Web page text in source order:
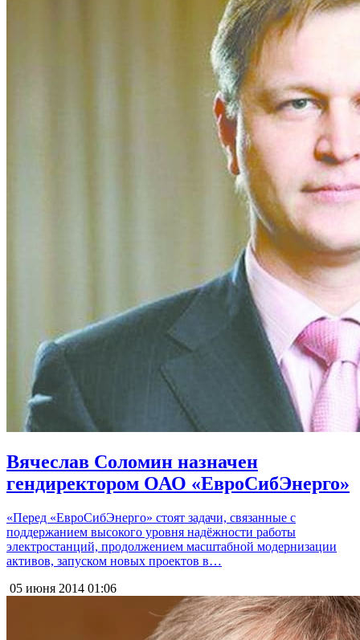
Вячеслав Соломин назначен
гендиректором ОАО «ЕвроСибЭнерго»
«Перед «ЕвроСибЭнерго» стоят задачи, связанные с
поддержанием высокого уровня надёжности работы
электростанций, продолжением масштабной модернизации
активов, запуском новых проектов в…
05 июня 2014 01:06